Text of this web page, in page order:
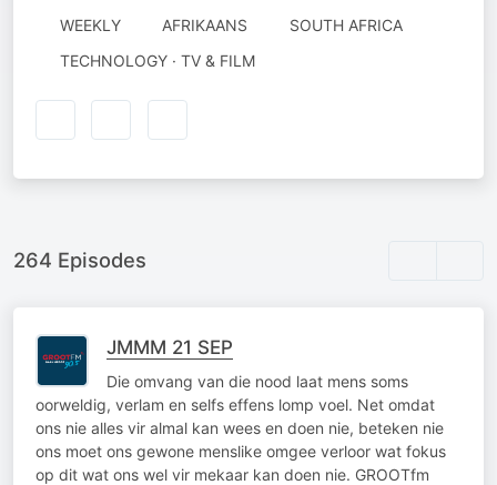
WEEKLY AFRIKAANS
SOUTH AFRICA
TECHNOLOGY · TV & FILM
264 Episodes
JMMM 21 SEP
Die omvang van die nood laat mens soms
oorweldig, verlam en selfs effens lomp voel. Net omdat
ons nie alles vir almal kan wees en doen nie, beteken nie
ons moet ons gewone menslike omgee verloor wat fokus
op dit wat ons wel vir mekaar kan doen nie. GROOTfm